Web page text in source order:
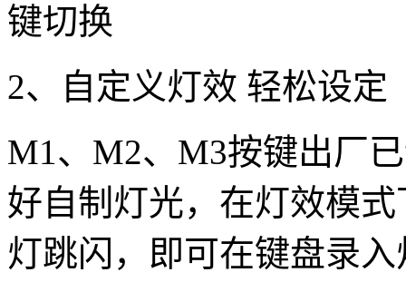
键切换
2、自定义灯效 轻松设定
M1、M2、M3按键出厂
好自制灯光，在灯效模
灯跳闪，即可在键盘录